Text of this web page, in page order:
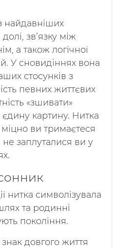
найдавніших
зв’язку між
а також логічної
У сновидіннях вона
стосунків з
певних життєвих
«зшивати»
єдину картину. Нитка
міцно ви тримаєтеся
не заплуталися ви у
нитка символізувала
та родинні
покоління.
довгого життя